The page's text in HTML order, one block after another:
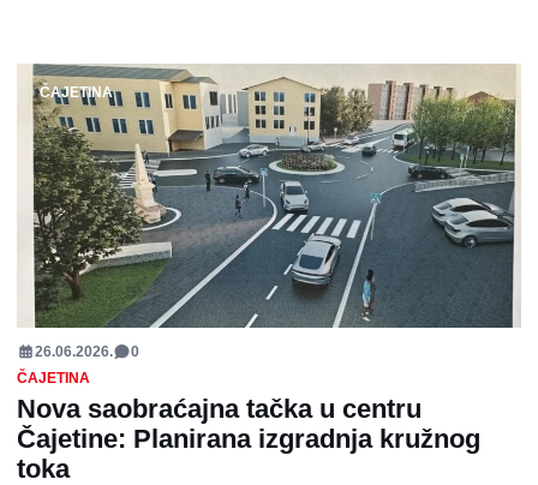
ČAJETINA
26.06.2026.
0
ČAJETINA
Nova saobraćajna tačka u centru
Čajetine: Planirana izgradnja kružnog
toka